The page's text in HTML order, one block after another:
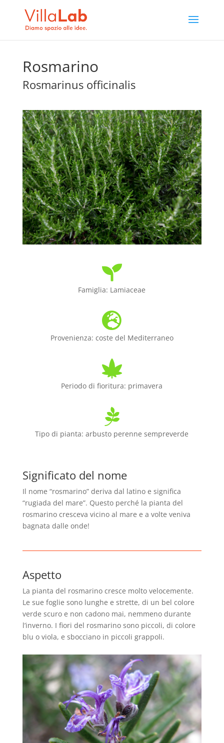
Rosmarino
Rosmarinus officinalis

Famiglia: Lamiaceae

Provenienza: coste del Mediterraneo

Periodo di fioritura: primavera

Tipo di pianta: arbusto perenne sempreverde
Significato del nome
Il nome “rosmarino” deriva dal latino e significa
“rugiada del mare”. Questo perché la pianta del
rosmarino cresceva vicino al mare e a volte veniva
bagnata dalle onde!
Aspetto
La pianta del rosmarino cresce molto velocemente.
Le sue foglie sono lunghe e strette, di un bel colore
verde scuro e non cadono mai, nemmeno durante
l’inverno. I fiori del rosmarino sono piccoli, di colore
blu o viola, e sbocciano in piccoli grappoli.